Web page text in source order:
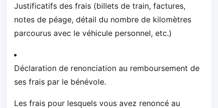
Justificatifs des frais (billets de train, factures,
notes de péage, détail du nombre de kilomètres
parcourus avec le véhicule personnel, etc.)
Déclaration de renonciation au remboursement de
ses frais par le bénévole.
Les frais pour lesquels vous avez renoncé au